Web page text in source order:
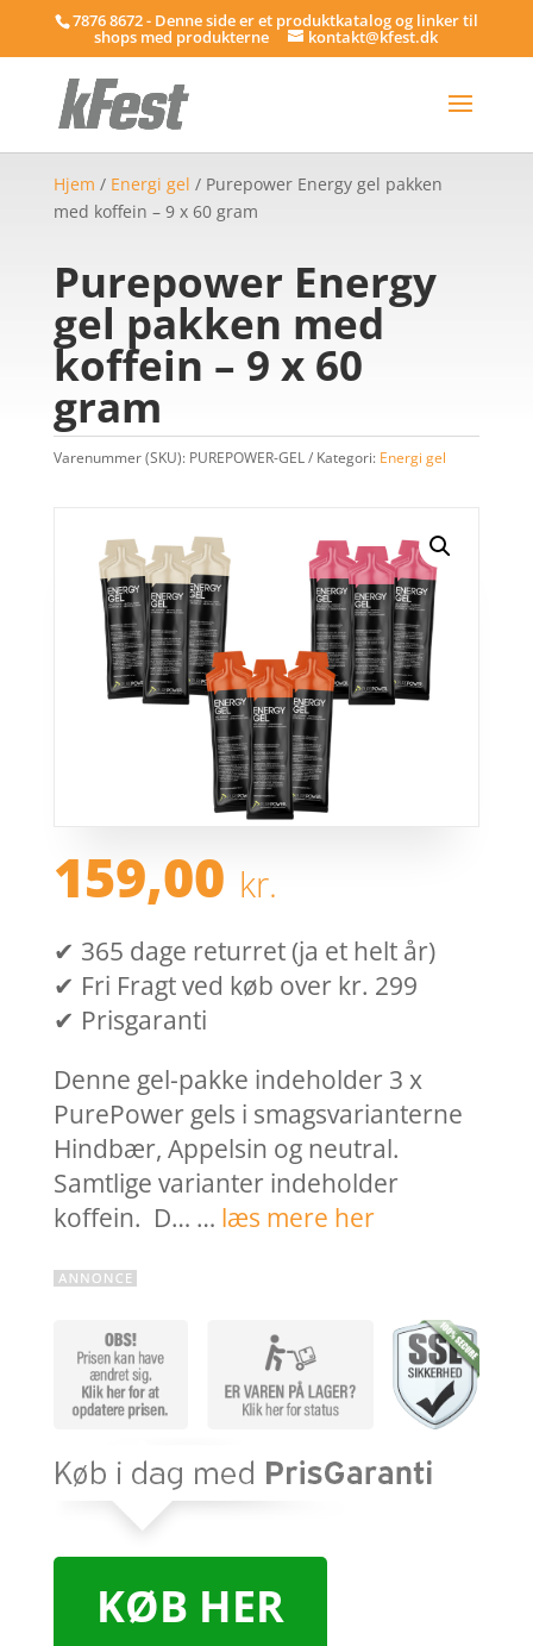
7876 8672 - Denne side er et produktkatalog og linker til
shops med produkterne kontakt@kfest.dk
Hjem / Energi gel / Purepower Energy gel pakken
med koffein – 9 x 60 gram
Purepower Energy
gel pakken med
koffein – 9 x 60
gram
Varenummer (SKU): PUREPOWER-GEL Kategori: Energi gel
159,00 kr.
✔ 365 dage returret (ja et helt år)
✔ Fri Fragt ved køb over kr. 299
✔ Prisgaranti
Denne gel-pakke indeholder 3 x
PurePower gels i smagsvarianterne
Hindbær, Appelsin og neutral.
Samtlige varianter indeholder
koffein. D… … læs mere her
KØB HER